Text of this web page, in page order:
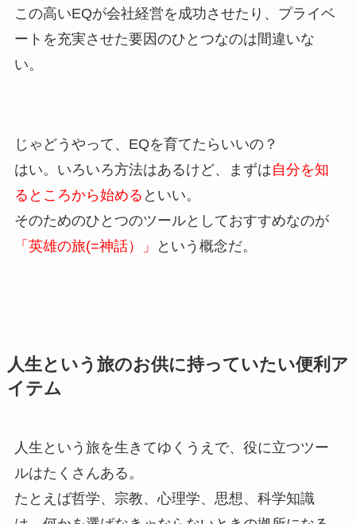
この高いEQが会社経営を成功させたり、プライベ
ートを充実させた要因のひとつなのは間違いな
い。
じゃどうやって、EQを育てたらいいの？
はい。いろいろ方法はあるけど、まずは自分を知
るところから始める といい。
そのためのひとつのツールとしておすすめなのが
「英雄の旅(=神話）」
という概念だ。
人生という旅のお供に持っていたい便利ア
イテム
人生という旅を生きてゆくうえで、役に立つツー
ルはたくさんある。
たとえば哲学、宗教、心理学、思想、科学知識